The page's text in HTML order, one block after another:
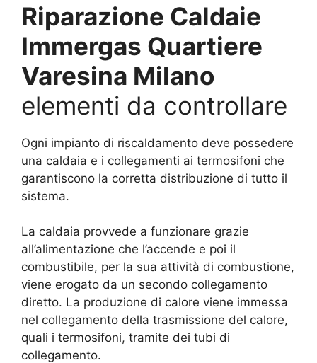
Riparazione Caldaie
Immergas Quartiere
Varesina Milano
elementi da controllare
Ogni impianto di riscaldamento deve possedere
una caldaia e i collegamenti ai termosifoni che
garantiscono la corretta distribuzione di tutto il
sistema.
La caldaia provvede a funzionare grazie
all’alimentazione che l’accende e poi il
combustibile, per la sua attività di combustione,
viene erogato da un secondo collegamento
diretto. La produzione di calore viene immessa
nel collegamento della trasmissione del calore,
quali i termosifoni, tramite dei tubi di
collegamento.